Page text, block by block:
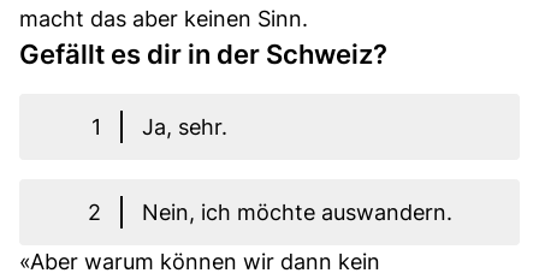
macht das aber keinen Sinn.
Gefällt es dir in der Schweiz?
1 Ja, sehr.
2
Nein, ich möchte auswandern.
«Aber warum können wir dann kein